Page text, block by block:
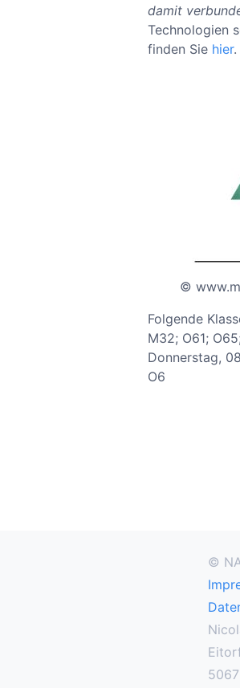
damit
Technologien
finden Sie hier.
©
Folgende
M32; O61;
Donnerstag,
O6
©